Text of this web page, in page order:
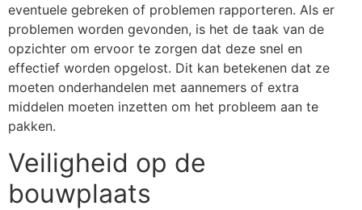
eventuele gebreken of problemen rapporteren. Als er
problemen worden gevonden, is het de taak van de
opzichter om ervoor te zorgen dat deze snel en
effectief worden opgelost. Dit kan betekenen dat ze
moeten onderhandelen met aannemers of extra
middelen moeten inzetten om het probleem aan te
pakken.
Veiligheid op de
bouwplaats